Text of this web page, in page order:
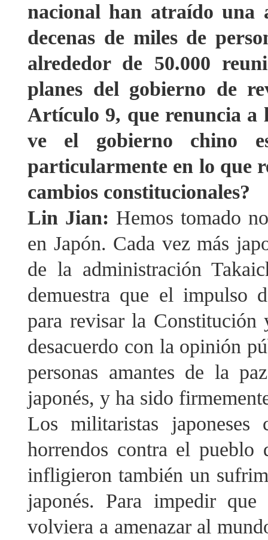
nacional han atraído una
decenas de miles de
alrededor de 50.000
planes del gobierno de
Artículo 9, que renuncia a
ve el gobierno chino
particularmente en lo que
cambios constitucionales?
Lin Jian: Hemos tomado
en Japón. Cada vez más
de la administración
demuestra que el impulso
para revisar la Constitución
desacuerdo con la opinión
personas amantes de la
japonés, y ha sido
Los militaristas japoneses
horrendos contra el pueblo
infligieron también un
japonés. Para impedir
volviera a amenazar al